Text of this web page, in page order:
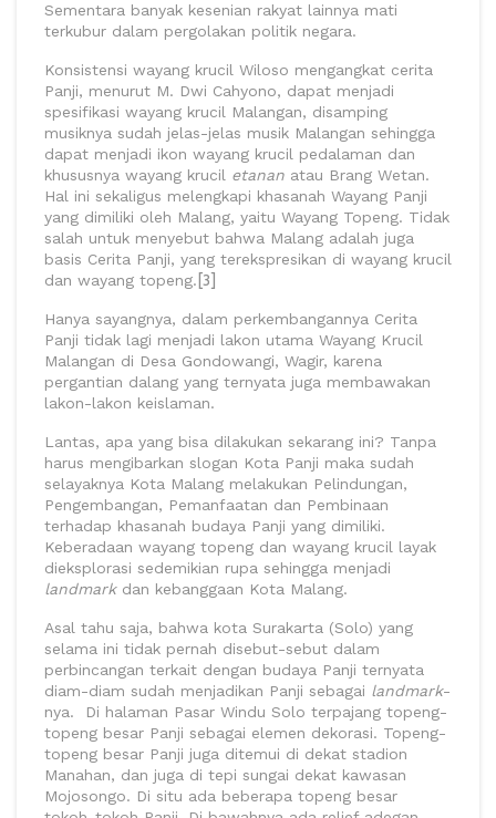
Sementara banyak kesenian rakyat lainnya mati
terkubur dalam pergolakan politik negara.
Konsistensi wayang krucil Wiloso mengangkat cerita
Panji, menurut M. Dwi Cahyono, dapat menjadi
spesifikasi wayang krucil Malangan, disamping
musiknya sudah jelas-jelas musik Malangan sehingga
dapat menjadi ikon wayang krucil pedalaman dan
khususnya wayang krucil etanan atau Brang Wetan.
Hal ini sekaligus melengkapi khasanah Wayang Panji
yang dimiliki oleh Malang, yaitu Wayang Topeng. Tidak
salah untuk menyebut bahwa Malang adalah juga
basis Cerita Panji, yang terekspresikan di wayang krucil
dan wayang topeng. [3]
Hanya sayangnya, dalam perkembangannya Cerita
Panji tidak lagi menjadi lakon utama Wayang Krucil
Malangan di Desa Gondowangi, Wagir, karena
pergantian dalang yang ternyata juga membawakan
lakon-lakon keislaman.
Lantas, apa yang bisa dilakukan sekarang ini? Tanpa
harus mengibarkan slogan Kota Panji maka sudah
selayaknya Kota Malang melakukan Pelindungan,
Pengembangan, Pemanfaatan dan Pembinaan
terhadap khasanah budaya Panji yang dimiliki.
Keberadaan wayang topeng dan wayang krucil layak
dieksplorasi sedemikian rupa sehingga menjadi
landmark dan kebanggaan Kota Malang.
Asal tahu saja, bahwa kota Surakarta (Solo) yang
selama ini tidak pernah disebut-sebut dalam
perbincangan terkait dengan budaya Panji ternyata
diam-diam sudah menjadikan Panji sebagai landmark-
nya. Di halaman Pasar Windu Solo terpajang topeng-
topeng besar Panji sebagai elemen dekorasi. Topeng-
topeng besar Panji juga ditemui di dekat stadion
Manahan, dan juga di tepi sungai dekat kawasan
Mojosongo. Di situ ada beberapa topeng besar